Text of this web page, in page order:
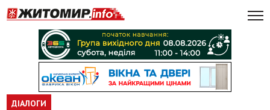
ДІАЛОГИ